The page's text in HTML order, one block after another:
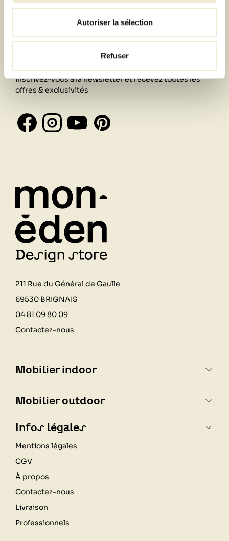
Autoriser la sélection
Refuser
Suivez-nous
Inscrivez-vous à la newsletter et recevez toutes les
offres & exclusivités
211 Rue du Général de Gaulle
69530 BRIGNAIS
04 81 09 80 09
Contactez-nous
Mobilier indoor
Mobilier outdoor
Infos légales
Mentions légales
CGV
À propos
Contactez-nous
Livraison
Professionnels